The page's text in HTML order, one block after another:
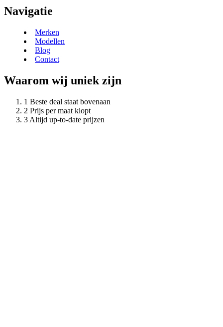
Navigatie
Merken
Modellen
Blog
Contact
Waarom wij uniek zijn
Beste deal staat bovenaan
Prijs per maat klopt
Altijd up-to-date prijzen